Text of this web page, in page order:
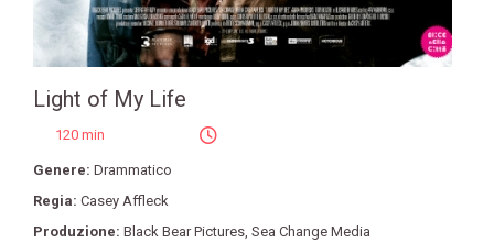
Light of My Life
120 min
Genere: Drammatico
Regia: Casey Affleck
Produzione: Black Bear Pictures, Sea Change Media